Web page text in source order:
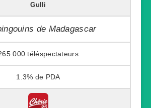
Gulli
de Madagascar
000
1.3%